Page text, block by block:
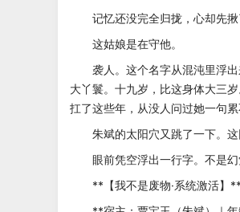
记忆还没完全归拢，心却先揪
这姑娘是在守他。
袭人。这个名字从混沌里浮出
大丫鬟。十九岁，比这身体大三
扛了这些年，从没人问过她一句累
朱斌的太阳穴又跳了一下。这
眼前凭空浮出一行字。不是幻
**【我不是废物·系统激活】**